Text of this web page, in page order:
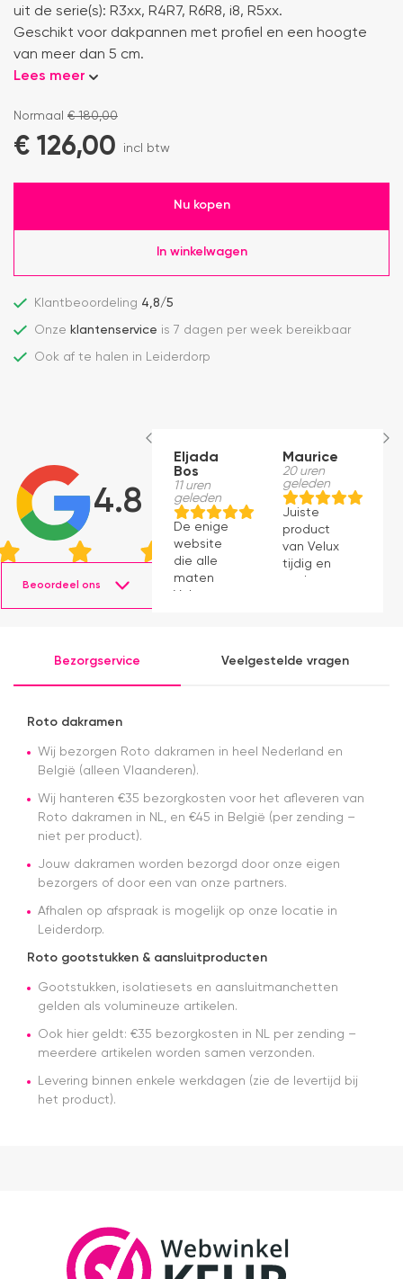
uit de serie(s): R3xx, R4R7, R6R8, i8, R5xx.
Geschikt voor dakpannen met profiel en een hoogte
van meer dan 5 cm.
Lees meer
Normaal €180,00
€ 126,00 incl btw
Nu kopen
In winkelwagen
Klantbeoordeling 4,8/5
Onze klantenservice is 7 dagen per week bereikbaar
Ook af te halen in Leiderdorp
4.8
Beoordeel ons
Eljada
Bos
11 uren
geleden
De enige
website
die alle
maten
Velux op
eens snel
over dag
en tijdstip
levering
nagekomen.
een
origineel
dakraam
gekocht.
duurder
dan "eigen
die ook
het en der
worden
verkocht.
geweest)
en hij rolt
Maurice
20 uren
geleden
Juiste
product
van Velux
tijdig en
snel
verwachting.
Bezorgservice Veelgestelde vragen
Roto dakramen
Wij bezorgen Roto dakramen in heel Nederland en
België (alleen Vlaanderen).
Wij hanteren €35 bezorgkosten voor het afleveren van
Roto dakramen in NL, en €45 in België (per zending –
niet per product).
Jouw dakramen worden bezorgd door onze eigen
bezorgers of door een van onze partners.
Afhalen op afspraak is mogelijk op onze locatie in
Leiderdorp.
Roto gootstukken & aansluitproducten
Gootstukken, isolatiesets en aansluitmanchetten
gelden als volumineuze artikelen.
Ook hier geldt: €35 bezorgkosten in NL per zending –
meerdere artikelen worden samen verzonden.
Levering binnen enkele werkdagen (zie de levertijd bij
het product).